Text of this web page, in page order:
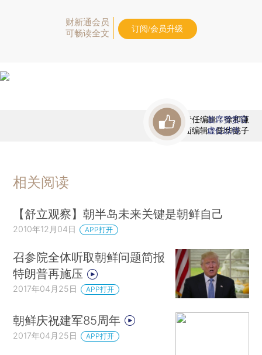
财新通会员
可畅读全文
订阅/会员升级
责任编辑：徐和谦
版面编辑：陈华懿子
首席赞赏官
虚位以待
相关阅读
【舒立观察】朝半岛未来关键是朝鲜自己
2010年12月04日 APP打开
召参院全体听取朝鲜问题简报
特朗普再施压
2017年04月25日 APP打开
朝鲜庆祝建军85周年
2017年04月25日 APP打开